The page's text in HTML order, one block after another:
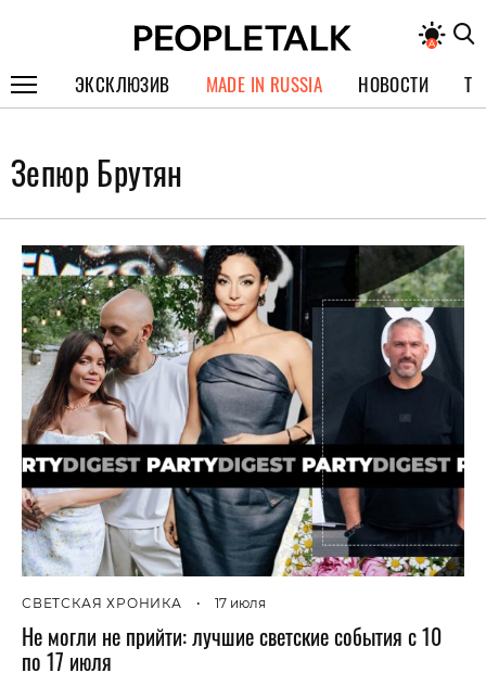
ЭКСКЛЮЗИВ
СПЕЦПРОЕКТЫ
ИНТЕРВЬЮ
ПОКОЛЕНИЕ
MADE IN RUSSIA НОВОСТИ
Зепюр Брутян
СВЕТСКАЯ ХРОНИКА • 17 июля
Не могли не прийти: лучшие светские события с 10
по 17 июля